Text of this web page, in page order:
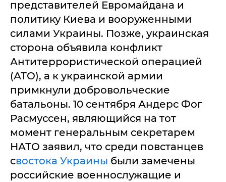
представителей Евромайдана и
политику Киева и вооруженными
силами Украины. Позже, украинская
сторона объявила конфликт
Антитеррористической операцией
(АТО), а к украинской армии
примкнули добровольческие
батальоны. 10 сентября Андерс Фог
Расмуссен, являющийся на тот
момент генеральным секретарем
НАТО заявил, что среди повстанцев
свостока Украины были замечены
российские военнослужащие и